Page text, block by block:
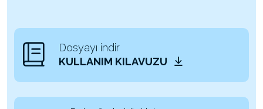
Dosyayı indir
KULLANIM KILAVUZU